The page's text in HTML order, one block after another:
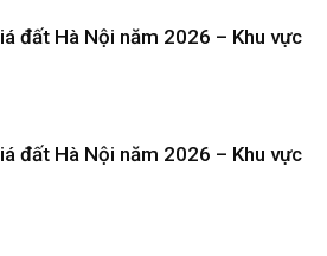
đất Hà Nội năm 2026 – Khu vực
đất Hà Nội năm 2026 – Khu vực